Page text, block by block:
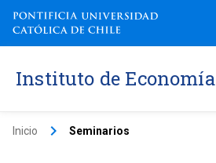
Instituto de Economía
Inicio keyboard_arrow_right Seminarios